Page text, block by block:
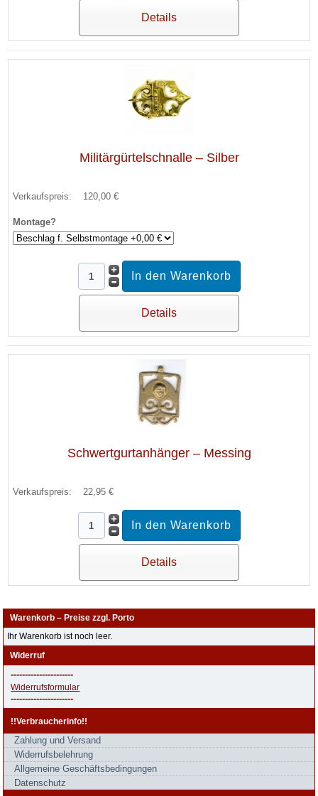
Details
Militärgürtelschnalle – Silber
Verkaufspreis: 120,00 €
Montage?
Details
Schwertgurtanhänger – Messing
Verkaufspreis: 22,95 €
Details
Warenkorb – Preise zzgl. Porto
Ihr Warenkorb ist noch leer.
Widerruf
----------------------
Widerrufsformular
----------------------
!!Verbraucherinfo!!
Zahlung und Versand
Widerrufsbelehrung
Allgemeine Geschäftsbedingungen
Datenschutz